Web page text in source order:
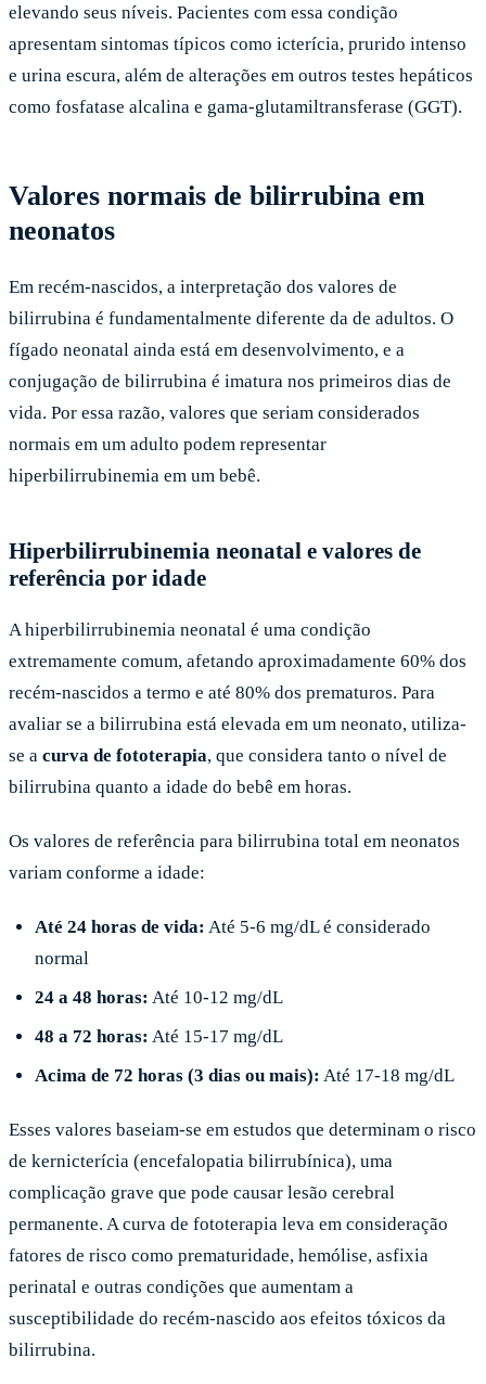
elevando seus níveis. Pacientes com essa condição
apresentam sintomas típicos como icterícia, prurido intenso
e urina escura, além de alterações em outros testes hepáticos
como fosfatase alcalina e gama-glutamiltransferase (GGT).
Valores normais de bilirrubina em
neonatos
Em recém-nascidos, a interpretação dos valores de
bilirrubina é fundamentalmente diferente da de adultos. O
fígado neonatal ainda está em desenvolvimento, e a
conjugação de bilirrubina é imatura nos primeiros dias de
vida. Por essa razão, valores que seriam considerados
normais em um adulto podem representar
hiperbilirrubinemia em um bebê.
Hiperbilirrubinemia neonatal e valores de
referência por idade
A hiperbilirrubinemia neonatal é uma condição
extremamente comum, afetando aproximadamente 60% dos
recém-nascidos a termo e até 80% dos prematuros. Para
avaliar se a bilirrubina está elevada em um neonato, utiliza-
se a curva de fototerapia, que considera tanto o nível de
bilirrubina quanto a idade do bebê em horas.
Os valores de referência para bilirrubina total em neonatos
variam conforme a idade:
Até 24 horas de vida: Até 5-6 mg/dL é considerado
normal
24 a 48 horas: Até 10-12 mg/dL
48 a 72 horas: Até 15-17 mg/dL
Acima de 72 horas (3 dias ou mais): Até 17-18 mg/dL
Esses valores baseiam-se em estudos que determinam o risco
de kernicterícia (encefalopatia bilirrubínica), uma
complicação grave que pode causar lesão cerebral
permanente. A curva de fototerapia leva em consideração
fatores de risco como prematuridade, hemólise, asfixia
perinatal e outras condições que aumentam a
susceptibilidade do recém-nascido aos efeitos tóxicos da
bilirrubina.